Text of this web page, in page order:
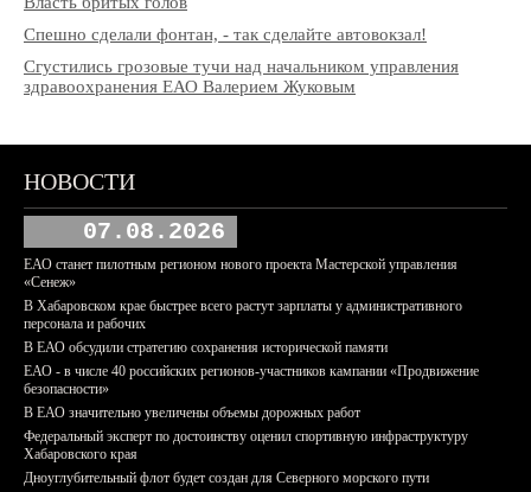
Спешно сделали фонтан, - так сделайте автовокзал!
Сгустились грозовые тучи над начальником управления
здравоохранения ЕАО Валерием Жуковым
НОВОСТИ
07.08.2026
ЕАО станет пилотным регионом нового проекта Мастерской управления
«Сенеж»
В Хабаровском крае быстрее всего растут зарплаты у административного
персонала и рабочих
В ЕАО обсудили стратегию сохранения исторической памяти
ЕАО - в числе 40 российских регионов-участников кампании «Продвижение
безопасности»
В ЕАО значительно увеличены объемы дорожных работ
Федеральный эксперт по достоинству оценил спортивную инфраструктуру
Хабаровского края
Дноуглубительный флот будет создан для Северного морского пути